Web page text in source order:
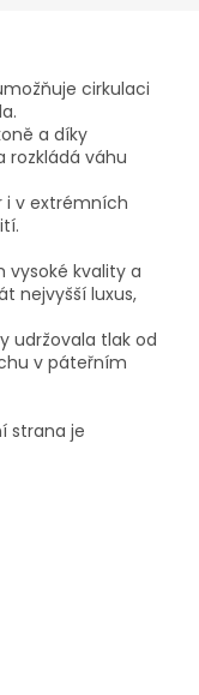
cirkulaci
a díky
rozkládá váhu
i v extrémních
vysoké kvality a
nejvyšší luxus,
udržovala tlak od
v páteřním
strana je